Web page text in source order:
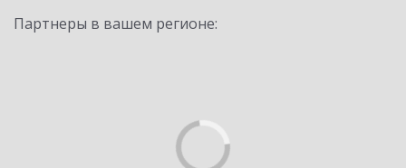
Партнеры в вашем регионе: